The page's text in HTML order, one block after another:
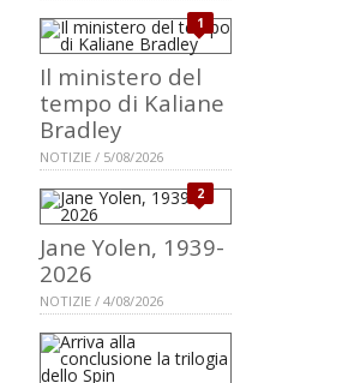
1
Il ministero del
tempo di Kaliane
Bradley
NOTIZIE / 5/08/2026
2
Jane Yolen, 1939-
2026
NOTIZIE / 4/08/2026